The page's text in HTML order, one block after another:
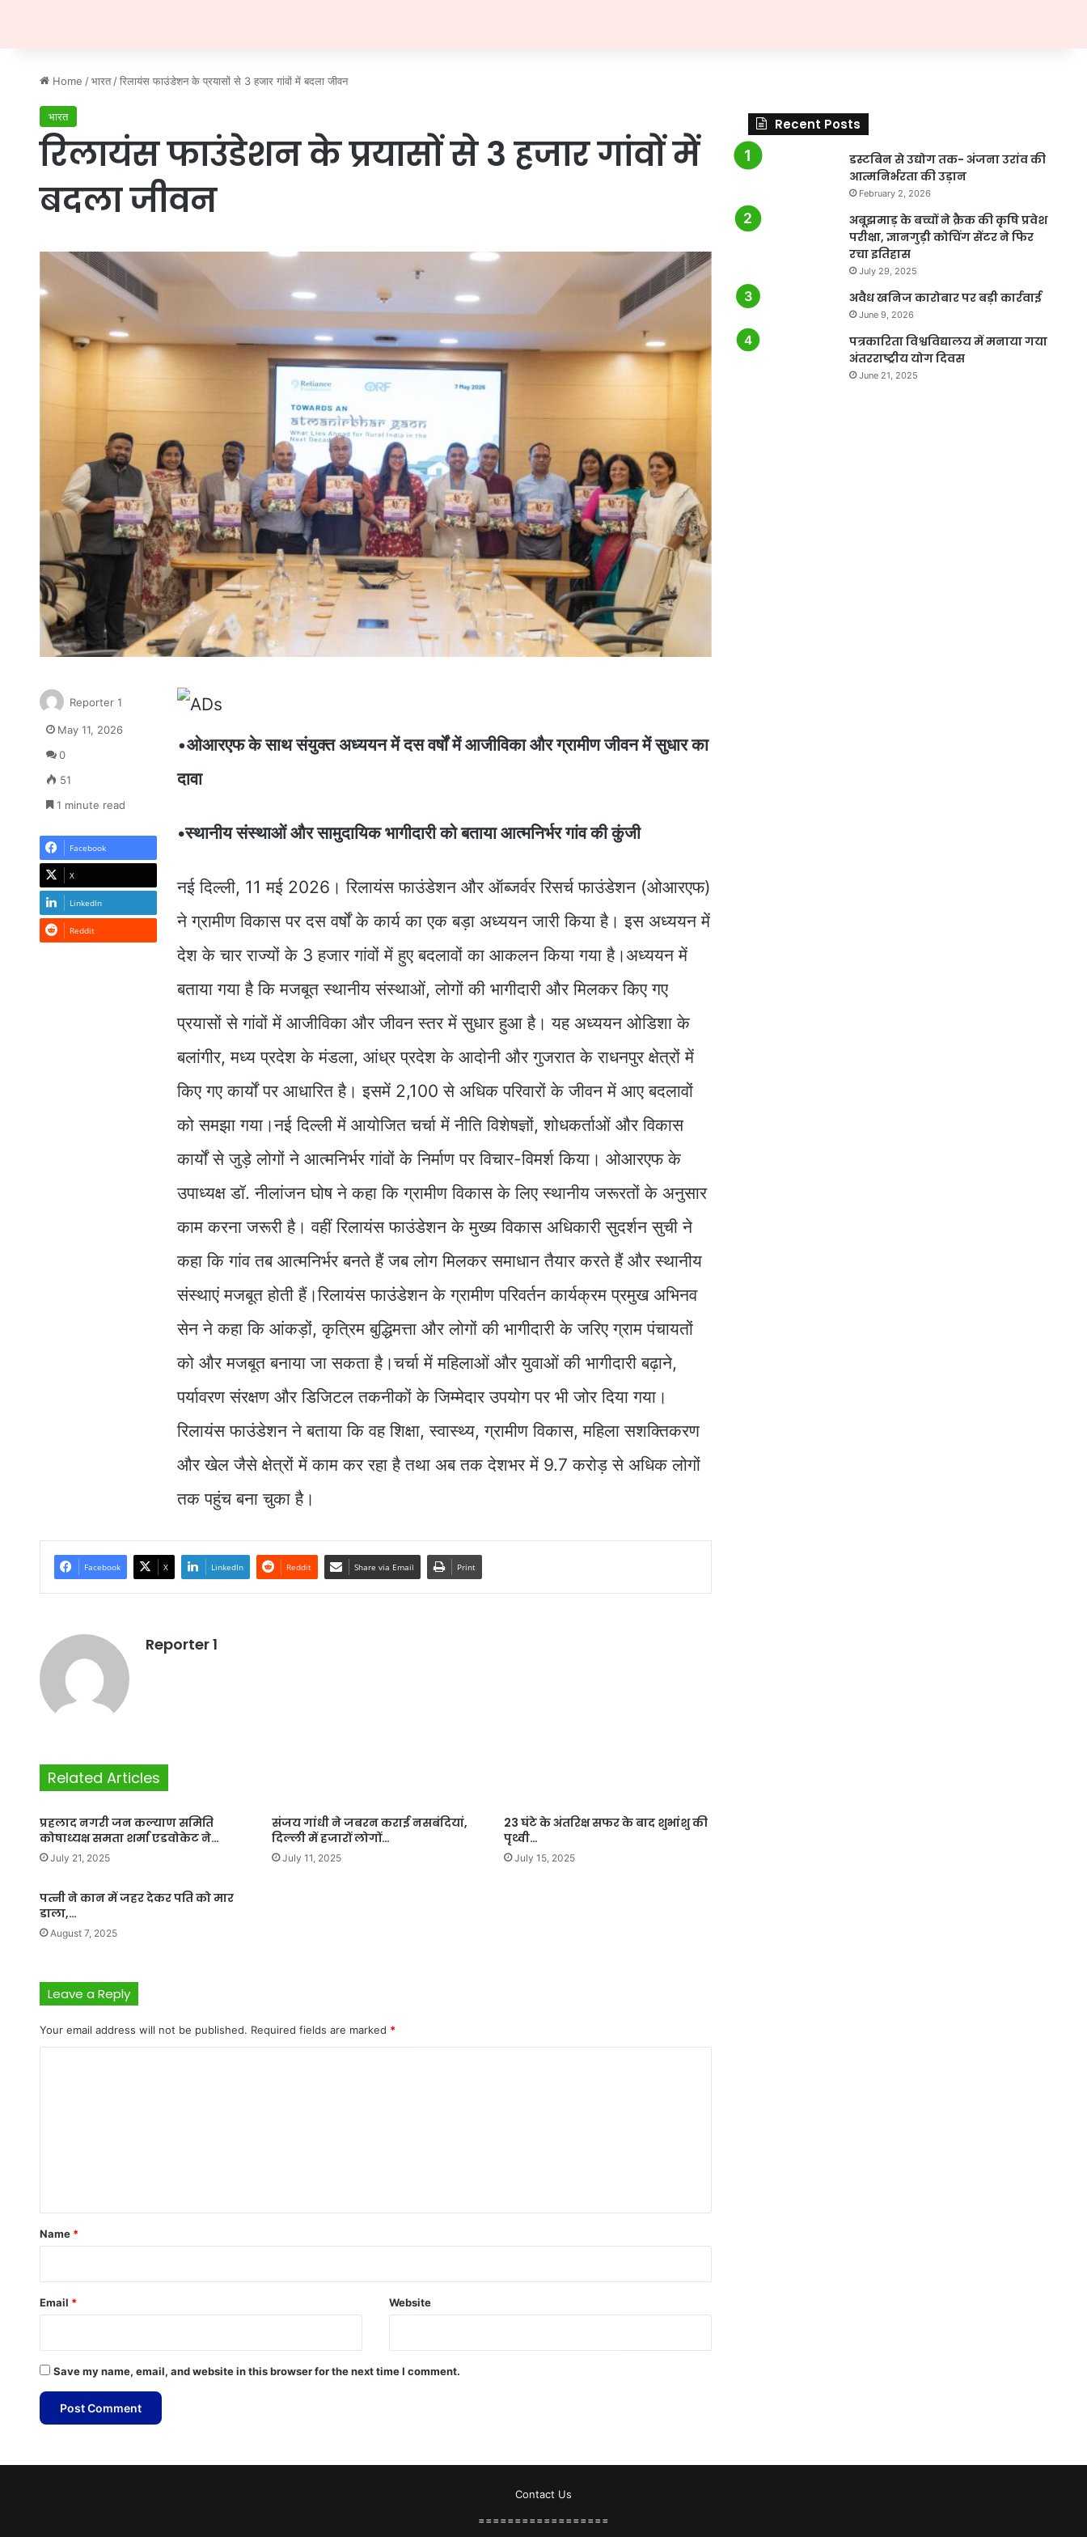
Home / भारत / रिलायंस फाउंडेशन के प्रयासों से 3 हजार गांवों में बदला जीवन
भारत
रिलायंस फाउंडेशन के प्रयासों से 3 हजार गांवों में
बदला जीवन
•ओआरएफ के साथ संयुक्त अध्ययन में दस वर्षों में आजीविका और ग्रामीण जीवन में सुधार का
दावा
•स्थानीय संस्थाओं और सामुदायिक भागीदारी को बताया आत्मनिर्भर गांव की कुंजी
नई दिल्ली, 11 मई 2026। रिलायंस फाउंडेशन और ऑब्जर्वर रिसर्च फाउंडेशन (ओआरएफ)
ने ग्रामीण विकास पर दस वर्षों के कार्य का एक बड़ा अध्ययन जारी किया है। इस अध्ययन में
देश के चार राज्यों के 3 हजार गांवों में हुए बदलावों का आकलन किया गया है।अध्ययन में
बताया गया है कि मजबूत स्थानीय संस्थाओं, लोगों की भागीदारी और मिलकर किए गए
प्रयासों से गांवों में आजीविका और जीवन स्तर में सुधार हुआ है। यह अध्ययन ओडिशा के
बलांगीर, मध्य प्रदेश के मंडला, आंध्र प्रदेश के आदोनी और गुजरात के राधनपुर क्षेत्रों में
किए गए कार्यों पर आधारित है। इसमें 2,100 से अधिक परिवारों के जीवन में आए बदलावों
को समझा गया।नई दिल्ली में आयोजित चर्चा में नीति विशेषज्ञों, शोधकर्ताओं और विकास
कार्यों से जुड़े लोगों ने आत्मनिर्भर गांवों के निर्माण पर विचार-विमर्श किया। ओआरएफ के
उपाध्यक्ष डॉ. नीलांजन घोष ने कहा कि ग्रामीण विकास के लिए स्थानीय जरूरतों के अनुसार
काम करना जरूरी है। वहीं रिलायंस फाउंडेशन के मुख्य विकास अधिकारी सुदर्शन सुची ने
कहा कि गांव तब आत्मनिर्भर बनते हैं जब लोग मिलकर समाधान तैयार करते हैं और स्थानीय
संस्थाएं मजबूत होती हैं।रिलायंस फाउंडेशन के ग्रामीण परिवर्तन कार्यक्रम प्रमुख अभिनव
सेन ने कहा कि आंकड़ों, कृत्रिम बुद्धिमत्ता और लोगों की भागीदारी के जरिए ग्राम पंचायतों
को और मजबूत बनाया जा सकता है।चर्चा में महिलाओं और युवाओं की भागीदारी बढ़ाने,
पर्यावरण संरक्षण और डिजिटल तकनीकों के जिम्मेदार उपयोग पर भी जोर दिया गया।
रिलायंस फाउंडेशन ने बताया कि वह शिक्षा, स्वास्थ्य, ग्रामीण विकास, महिला सशक्तिकरण
और खेल जैसे क्षेत्रों में काम कर रहा है तथा अब तक देशभर में 9.7 करोड़ से अधिक लोगों
तक पहुंच बना चुका है।
Reporter 1
May 11, 2026
0
51
1 minute read
Facebook
X
LinkedIn
Reddit
Facebook X LinkedIn Reddit Share via Email Print
Reporter 1
Related Articles
प्रहलाद नगरी जन कल्याण समिति
कोषाध्यक्ष समता शर्मा एडवोकेट ने…
July 21, 2025
संजय गांधी ने जबरन कराई नसबंदियां,
दिल्ली में हजारों लोगों…
July 11, 2025
23 घंटे के अंतरिक्ष सफर के बाद शुभांशु की
पृथ्वी…
July 15, 2025
पत्नी ने कान में जहर देकर पति को मार
डाला,…
August 7, 2025
Leave a Reply
Your email address will not be published. Required fields are marked *
*
Name *
Email * Website
Save my name, email, and website in this browser for the next time I comment.
Recent Posts
डस्टबिन से उद्योग तक- अंजना उरांव की
आत्मनिर्भरता की उड़ान
February 2, 2026
अबूझमाड़ के बच्चों ने क्रैक की कृषि प्रवेश
परीक्षा, ज्ञानगुड़ी कोचिंग सेंटर ने फिर
रचा इतिहास
July 29, 2025
अवैध खनिज कारोबार पर बड़ी कार्रवाई
June 9, 2026
पत्रकारिता विश्वविद्यालय में मनाया गया
अंतरराष्ट्रीय योग दिवस
June 21, 2025
Contact Us
==================